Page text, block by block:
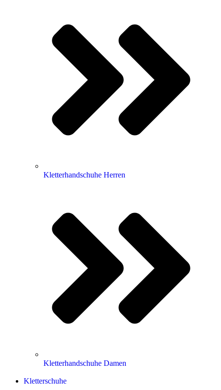
Kletterhandschuhe Herren
Kletterhandschuhe Damen
Kletterschuhe